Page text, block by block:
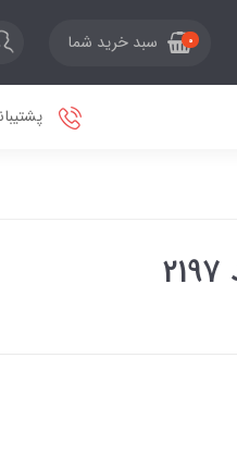
0 سبد خرید شما
پشتیبانی